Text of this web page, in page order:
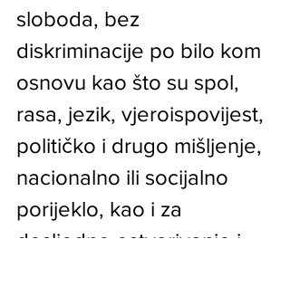
sloboda, bez
diskriminacije po bilo kom
osnovu kao što su spol,
rasa, jezik, vjeroispovijest,
političko i drugo mišljenje,
nacionalno ili socijalno
porijeklo, kao i za
dosljedno ostvarivanje i